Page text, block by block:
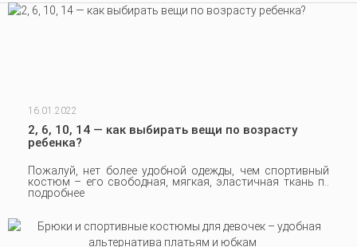
16.01.2022
2, 6, 10, 14 — как выбирать вещи по возрасту
ребенка?
Пожалуй, нет более удобной одежды, чем спортивный
костюм – его свободная, мягкая, эластичная ткань п..
подробнее